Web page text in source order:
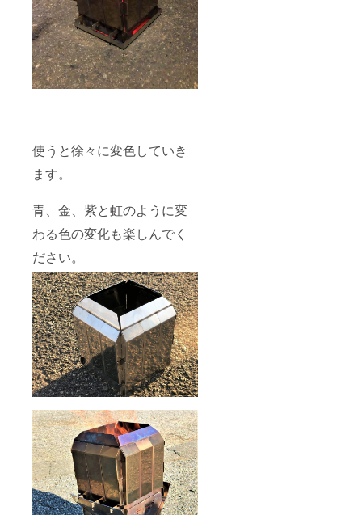
使うと徐々に変色していき
ます。
青、金、紫と虹のように変
わる色の変化も楽しんでく
ださい。